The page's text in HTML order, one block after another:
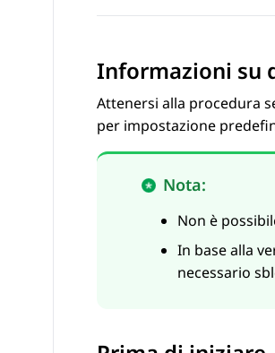
Informazioni su
Attenersi alla procedura
per impostazione
Nota:
Non è
In base alla
necessario